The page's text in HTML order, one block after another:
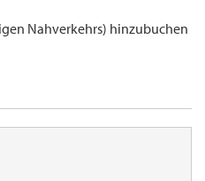
Nahverkehrs) hinzubuchen